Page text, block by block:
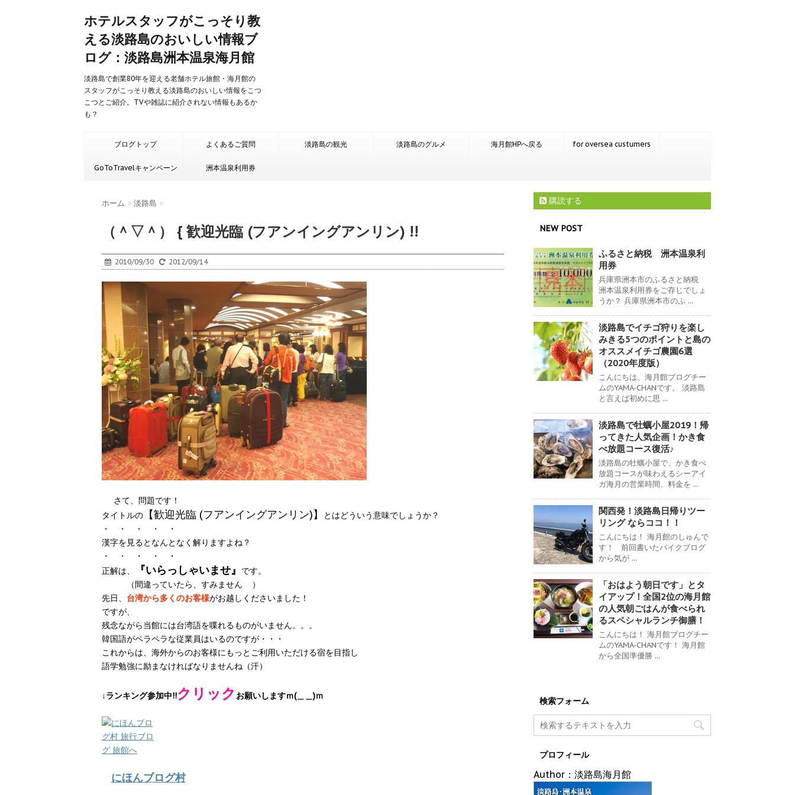
ホテルスタッフがこっそり教
える淡路島のおいしい情報ブ
ログ：淡路島洲本温泉海月館
淡路島で創業80年を迎える老舗ホテル旅館・海月館の
スタッフがこっそり教える淡路島のおいしい情報をこつ
こつとご紹介。TVや雑誌に紹介されない情報もあるか
も？
ブログトップ よくあるご質問 淡路島の観光 淡路島のグルメ 海月館HPへ戻る for oversea custumers
GoToTravelキャンペーン 洲本温泉利用券
ホーム > 淡路島 >
（＾▽＾） { 歓迎光臨 (フアンイングアンリン) !!
2010/09/30 2012/09/14
さて、問題です！
タイトルの
【歓迎光臨 (フアンイングアンリン)】
とはどういう意味でしょうか？
・ ・ ・ ・ ・
漢字を見るとなんとなく解りますよね？
・ ・ ・ ・ ・
正解は、
『いらっしゃいませ』
です。
（間違っていたら、すみません
）
先日、 台湾から多くのお客様がお越しくださいました！
ですが、
残念ながら当館には台湾語を喋れるものがいません。。。
韓国語がペラペラな従業員はいるのですが・・・
これからは、海外からのお客様にもっとご利用いただける宿を目指し
語学勉強に励まなければなりませんね（汗）
↓ランキング参加中!!クリック お願いしますｍ(＿＿)ｍ
にほんブログ村
購読する
NEW POST
ふるさと納税 洲本温泉利
用券
兵庫県洲本市のふるさと納税
洲本温泉利用券をご存じでしょ
うか？ 兵庫県洲本市のふ ...
淡路島でイチゴ狩りを楽し
みきる5つのポイントと島の
オススメイチゴ農園6選
（2020年度版）
こんにちは、海月館ブログチー
ムのYAMA-CHANです。 淡路島
と言えば初めに思 ...
淡路島で牡蠣小屋2019！帰
ってきた人気企画！かき食
べ放題コース復活♪
淡路島の牡蠣小屋で、かき食べ
放題コースが味わえるシーアイ
ガ海月の営業時間、料金を ...
関西発！淡路島日帰りツー
リング ならココ！！
こんにちは！ 海月館のしゅんで
す！ 前回書いたバイクブログ
から気が ...
「おはよう朝日です」とタ
イアップ！全国2位の海月館
の人気朝ごはんが食べられ
るスペシャルランチ御膳！
こんにちは！ 海月館ブログチー
ムのYAMA-CHANです！ 海月館
から全国準優勝 ...
検索フォーム
プロフィール
Author：淡路島海月館